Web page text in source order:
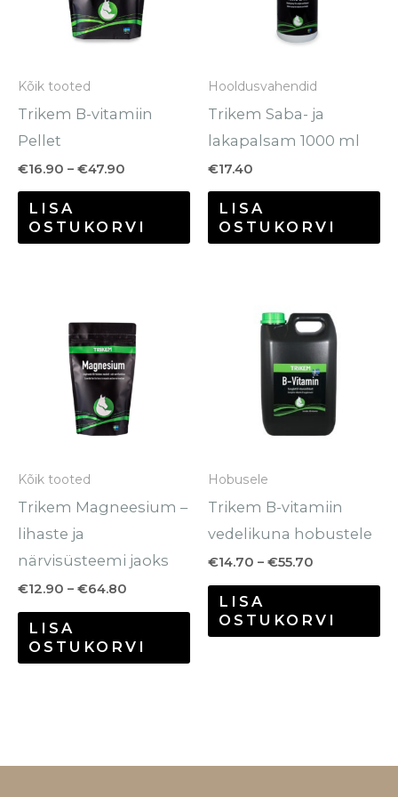
Kõik tooted
Trikem B-vitamiin
Pellet
€16.90 – €47.90
LISA
OSTUKORVI
teha
tootelehel.
Hooldusvahendid
Trikem Saba- ja
lakapalsam 1000 ml
€17.40
LISA
OSTUKORVI
Kõik tooted
Trikem Magneesium –
lihaste ja
närvisüsteemi jaoks
€12.90 – €64.80
kuni
€64.80
LISA
OSTUKORVI
teha
tootelehel.
Hobusele
Trikem B-vitamiin
vedelikuna hobustele
€14.70 – €55.70
€14.70
kuni
€55.70
LISA
OSTUKORVI